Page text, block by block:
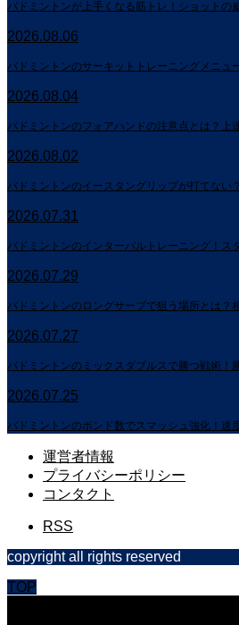
バドミントンが上手くなる筋トレ！ショットの
2026.08.06
バドミントンのサーキットトレーニングメニュ
2026.08.04
バドミントンのフォアハンドの注意点とは？上
2026.08.02
バドミントンのイースタングリップが打てない
2026.07.31
バドミントンのインターバルトレーニング！ス
2026.07.29
バドミントンのロングサーブで狙う場所とは？
2026.07.27
バドミントンのミックスダブルスで勝つ戦術！
2026.07.25
バドミントンのポンド数でスマッシュ強化！速
運営者情報
プライバシーポリシー
コンタクト
RSS
copyright all rights reserved
TOP